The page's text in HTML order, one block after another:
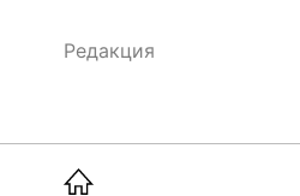
Редакция